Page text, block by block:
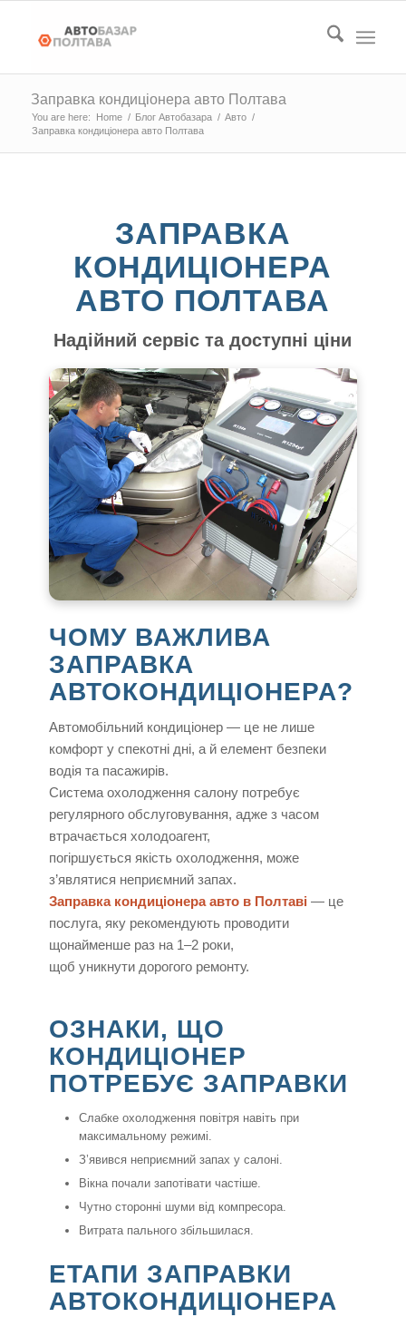
Заправка кондиціонера авто Полтава
You are here: Home / Блог Автобазара / Авто /
Заправка кондиціонера авто Полтава
ЗАПРАВКА
КОНДИЦІОНЕРА
АВТО ПОЛТАВА
Надійний сервіс та доступні ціни
ЧОМУ ВАЖЛИВА
ЗАПРАВКА
АВТОКОНДИЦІОНЕРА?
Автомобільний кондиціонер — це не лише
комфорт у спекотні дні, а й елемент безпеки
водія та пасажирів.
Система охолодження салону потребує
регулярного обслуговування, адже з часом
втрачається холодоагент,
погіршується якість охолодження, може
з’являтися неприємний запах.
Заправка кондиціонера авто в Полтаві — це
послуга, яку рекомендують проводити
щонайменше раз на 1–2 роки,
щоб уникнути дорогого ремонту.
ОЗНАКИ, ЩО
КОНДИЦІОНЕР
ПОТРЕБУЄ ЗАПРАВКИ
Слабке охолодження повітря навіть при
максимальному режимі.
З’явився неприємний запах у салоні.
Вікна почали запотівати частіше.
Чутно сторонні шуми від компресора.
Витрата пального збільшилася.
ЕТАПИ ЗАПРАВКИ
АВТОКОНДИЦІОНЕРА